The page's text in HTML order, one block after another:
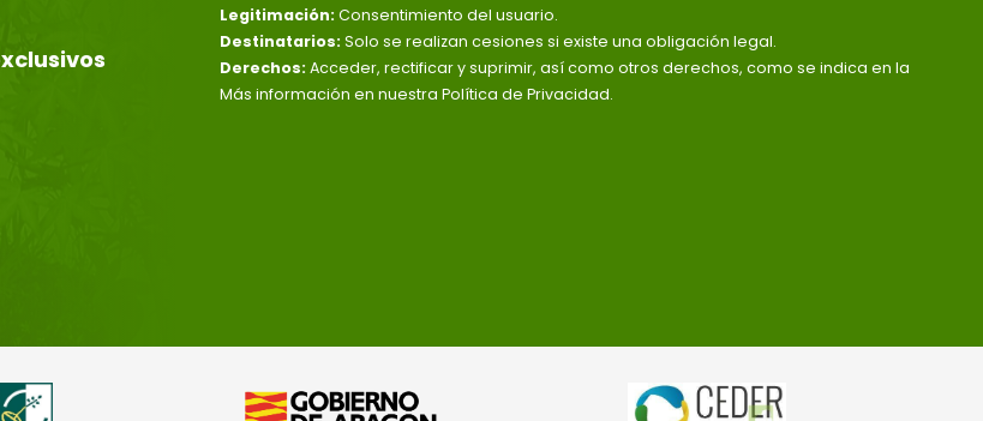
Legitimación: Consentimiento del usuario.
Destinatarios: Solo se realizan cesiones si existe una obligación legal.
Derechos: Acceder, rectificar y suprimir, así como otros derechos, como se indica en la
Más información en nuestra Política de Privacidad.